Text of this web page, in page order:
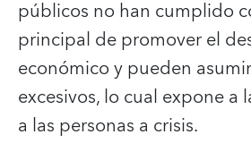
públicos no han cumplido
principal de promover el
económico y pueden
excesivos, lo cual expone a
a las personas a crisis.